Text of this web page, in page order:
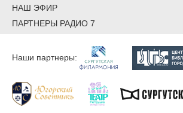
НАШ ЭФИР
ПАРТНЕРЫ РАДИО 7
Наши партнеры: